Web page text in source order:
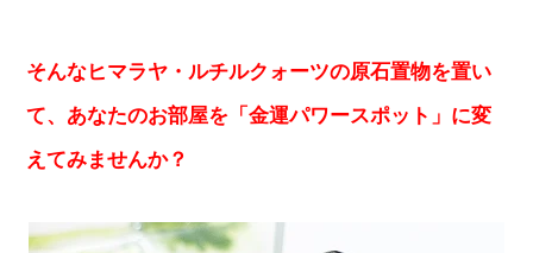
そんなヒマラヤ・ルチルクォーツの原石置物を置い
て、あなたのお部屋を「金運パワースポット」に変
えてみませんか？